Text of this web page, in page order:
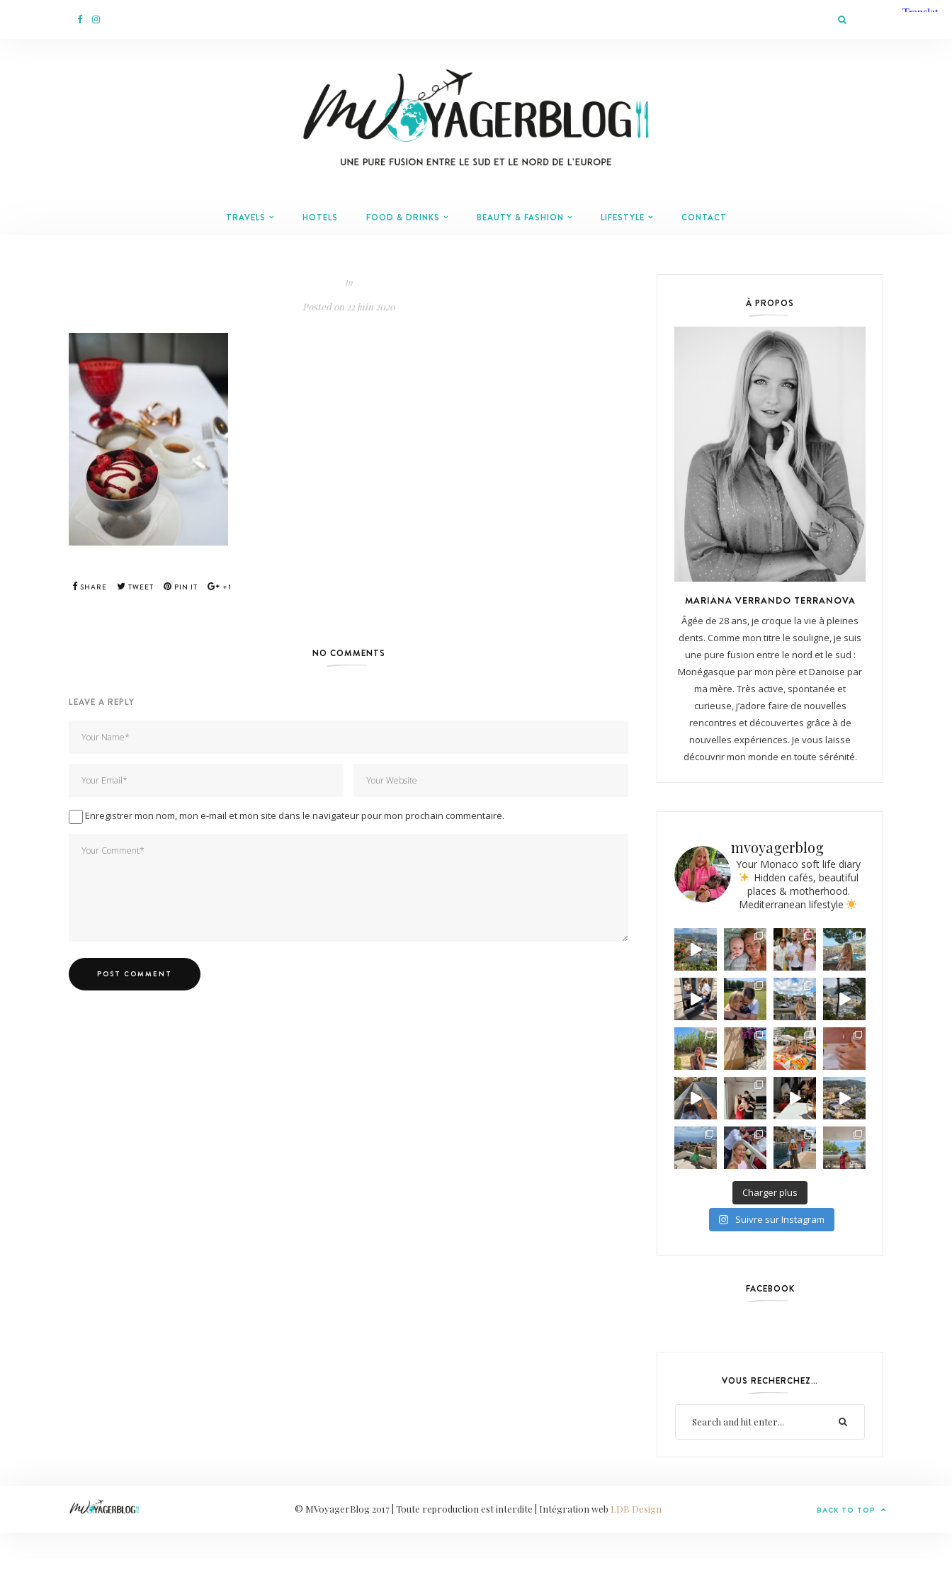
TRAVELS HOTELS FOOD & DRINKS BEAUTY & FASHION LIFESTYLE CONTACT
In
Posted on22 juin 2020
SHARE TWEET PIN IT +1
NO COMMENTS
LEAVE A REPLY
Enregistrer mon nom, mon e-mail et mon site dans le navigateur pour mon prochain commentaire.
À PROPOS
MARIANA VERRANDO TERRANOVA
Âgée de 28 ans, je croque la vie à pleines
dents. Comme mon titre le souligne, je suis
une pure fusion entre le nord et le sud :
Monégasque par mon père et Danoise par
ma mère. Très active, spontanée et
curieuse, j’adore faire de nouvelles
rencontres et découvertes grâce à de
nouvelles expériences. Je vous laisse
découvrir mon monde en toute sérénité.
mvoyagerblog
Your Monaco soft life diary
Hidden cafés, beautiful
places & motherhood.
Mediterranean lifestyle
Charger plus
Suivre sur Instagram
FACEBOOK
VOUS RECHERCHEZ…
© MVoyagerBlog 2017 | Toute reproduction est interdite | Intégration web LDB Design BACK TO TOP